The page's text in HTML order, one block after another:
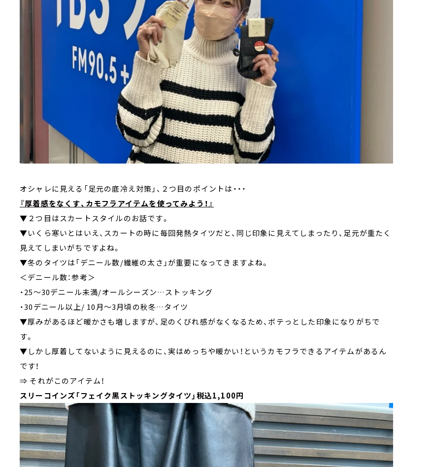
オシャレに見える「足元の底冷え対策」、２つ目のポイントは・・・
『厚着感をなくす、カモフラアイテムを使ってみよう！』
▼２つ目はスカートスタイルのお話です。
▼いくら寒いとはいえ、スカートの時に毎回発熱タイツだと、同じ印象に見えてしまったり、足元が重たく
見えてしまいがちですよね。
▼冬のタイツは「デニール数/繊維の太さ」が重要になってきますよね。
＜デニール数：参考＞
・25～30デニール未満/オールシーズン…ストッキング
・30デニール以上/ 10月～3月頃の秋冬…タイツ
▼厚みがあるほど暖かさも増しますが、足のくびれ感がなくなるため、ボテっとした印象になりがちで
す。
▼しかし厚着してないように見えるのに、実はめっちや暖かい！というカモフラできるアイテムがあるん
です！
⇒ それがこのアイテム！
スリーコインズ「フェイク黒ストッキングタイツ」税込1,100円